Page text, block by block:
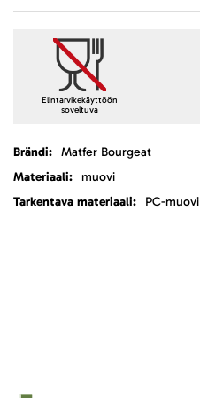
Elintarvikekäyttöön
soveltuva
LisätietojaMatfer Bourgeat
muovi
PC-muovi